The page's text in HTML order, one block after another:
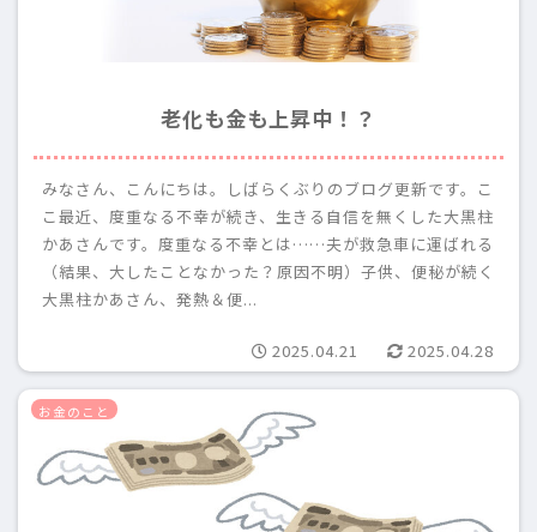
老化も金も上昇中！？
みなさん、こんにちは。しばらくぶりのブログ更新です。こ
こ最近、度重なる不幸が続き、生きる自信を無くした大黒柱
かあさんです。度重なる不幸とは……夫が救急車に運ばれる
（結果、大したことなかった？原因不明）子供、便秘が続く
大黒柱かあさん、発熱＆便...
2025.04.21 2025.04.28
お金のこと